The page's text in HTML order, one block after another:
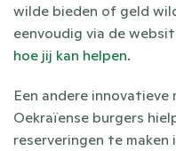
wilde bieden of geld
eenvoudig via de
hoe jij kan helpen.
Een andere innovatieve
Oekraïense burgers
reserveringen te maken